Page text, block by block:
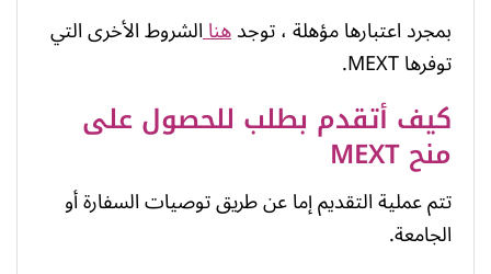
بمجرد اعتبارها مؤهلة ، توجدهناالشروط الأخرى التي
توفرها MEXT.
كيف أتقدم بطلب للحصول على
منح MEXT
تتم عملية التقديم إما عن طريق توصيات السفارة أو
الجامعة.